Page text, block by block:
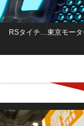
RSタイチ…東京モータ